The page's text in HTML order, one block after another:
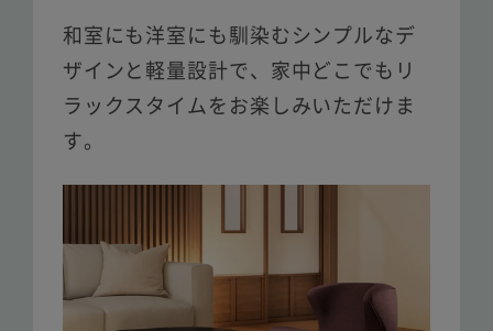
和室にも洋室にも馴染むシンプルなデ
ザインと軽量設計で、 家中どこでもリ
ラックスタイムをお楽しみいただけま
す。